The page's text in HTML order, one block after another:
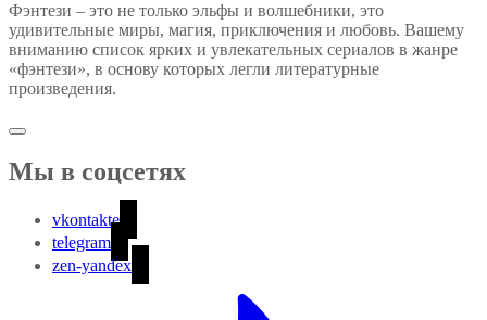
Фэнтези – это не только эльфы и волшебники, это
удивительные миры, магия, приключения и любовь. Вашему
вниманию список ярких и увлекательных сериалов в жанре
«фэнтези», в основу которых легли литературные
произведения.
Мы в соцсетях
vkontakte
telegram
zen-yandex